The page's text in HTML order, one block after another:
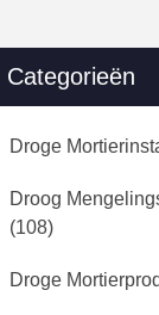
Categorieën
Droge
Droog
(108)
Droge